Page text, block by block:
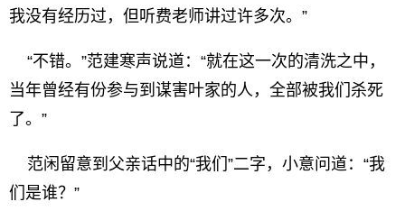
我没有经历过，但听费老师讲过许多次。”
“不错。”范建寒声说道：“就在这一次的清洗之中，
当年曾经有份参与到谋害叶家的人，全部被我们杀死
了。”
范闲留意到父亲话中的“我们”二字，小意问道：“我
们是谁？”